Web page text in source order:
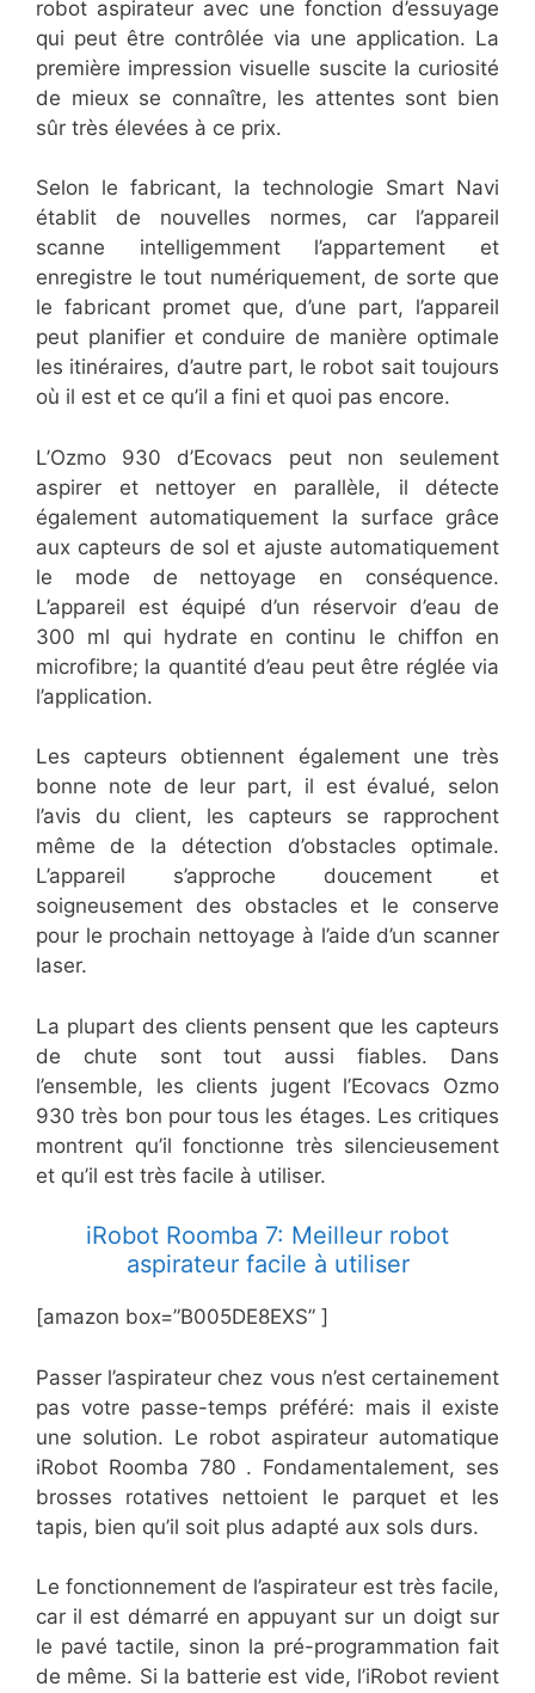
robot aspirateur avec une fonction d’essuyage
qui peut être contrôlée via une application. La
première impression visuelle suscite la curiosité
de mieux se connaître, les attentes sont bien
sûr très élevées à ce prix.
Selon le fabricant, la technologie Smart Navi
établit de nouvelles normes, car l’appareil
scanne intelligemment l’appartement et
enregistre le tout numériquement, de sorte que
le fabricant promet que, d’une part, l’appareil
peut planifier et conduire de manière optimale
les itinéraires, d’autre part, le robot sait toujours
où il est et ce qu’il a fini et quoi pas encore.
L’Ozmo 930 d’Ecovacs peut non seulement
aspirer et nettoyer en parallèle, il détecte
également automatiquement la surface grâce
aux capteurs de sol et ajuste automatiquement
le mode de nettoyage en conséquence.
L’appareil est équipé d’un réservoir d’eau de
300 ml qui hydrate en continu le chiffon en
microfibre; la quantité d’eau peut être réglée via
l’application.
Les capteurs obtiennent également une très
bonne note de leur part, il est évalué, selon
l’avis du client, les capteurs se rapprochent
même de la détection d’obstacles optimale.
L’appareil s’approche doucement et
soigneusement des obstacles et le conserve
pour le prochain nettoyage à l’aide d’un scanner
laser.
La plupart des clients pensent que les capteurs
de chute sont tout aussi fiables. Dans
l’ensemble, les clients jugent l’Ecovacs Ozmo
930 très bon pour tous les étages. Les critiques
montrent qu’il fonctionne très silencieusement
et qu’il est très facile à utiliser.
iRobot Roomba 7: Meilleur robot
aspirateur facile à utiliser
[amazon box=”B005DE8EXS” ]
Passer l’aspirateur chez vous n’est certainement
pas votre passe-temps préféré: mais il existe
une solution. Le robot aspirateur automatique
iRobot Roomba 780 . Fondamentalement, ses
brosses rotatives nettoient le parquet et les
tapis, bien qu’il soit plus adapté aux sols durs.
Le fonctionnement de l’aspirateur est très facile,
car il est démarré en appuyant sur un doigt sur
le pavé tactile, sinon la pré-programmation fait
de même. Si la batterie est vide, l’iRobot revient